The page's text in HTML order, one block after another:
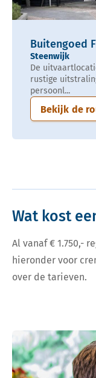
Buitengoed
Steenwijk
De
rustige
persoonl...
Bekijk de
Wat kost
Al vanaf € 1.750,-
hieronder voor
over de tarieven.
Bekijk tarieven voor